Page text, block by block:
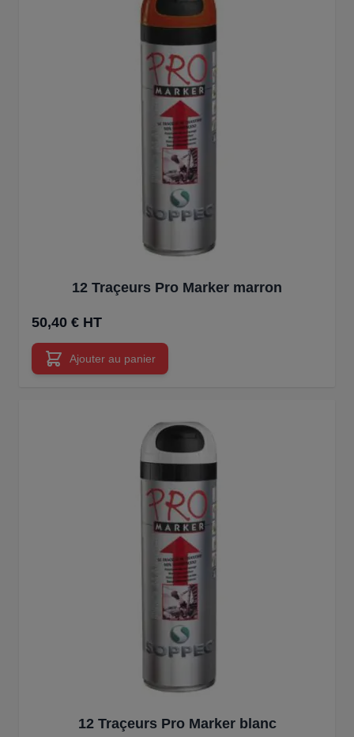
12 Traçeurs Pro Marker marron
50,40 € HT
Ajouter au panier
12 Traçeurs Pro Marker blanc